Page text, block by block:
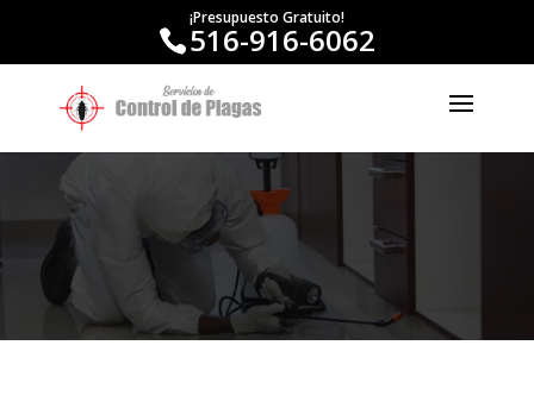
¡Presupuesto Gratuito!
516-916-6062